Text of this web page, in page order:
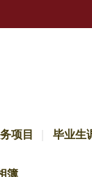
项目 毕业生
簿